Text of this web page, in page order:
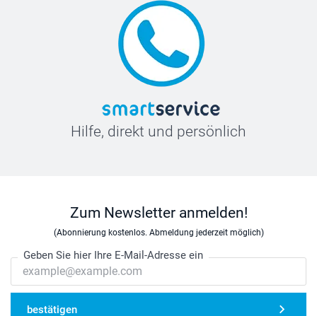
Hilfe, direkt und persönlich
Zum Newsletter anmelden!
(Abonnierung kostenlos. Abmeldung jederzeit möglich)
Geben Sie hier Ihre E-Mail-Adresse ein
bestätigen